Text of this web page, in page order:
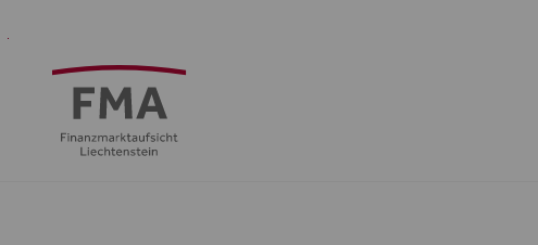
Regulierung
Öffentlichkeit